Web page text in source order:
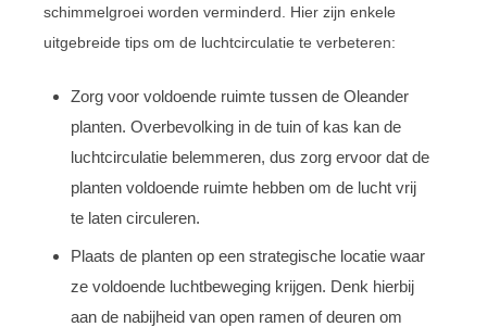
schimmelgroei worden verminderd. Hier zijn enkele
uitgebreide tips om de luchtcirculatie te verbeteren:
Zorg voor voldoende ruimte tussen de Oleander
planten. Overbevolking in de tuin of kas kan de
luchtcirculatie belemmeren, dus zorg ervoor dat de
planten voldoende ruimte hebben om de lucht vrij
te laten circuleren.
Plaats de planten op een strategische locatie waar
ze voldoende luchtbeweging krijgen. Denk hierbij
aan de nabijheid van open ramen of deuren om